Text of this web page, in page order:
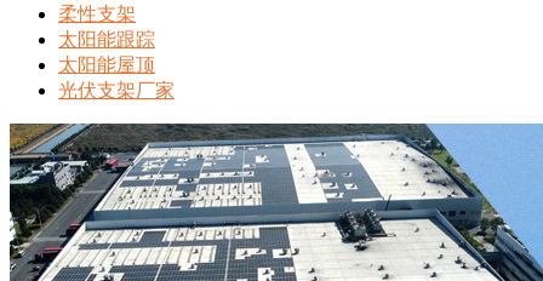
柔性支架
太阳能跟踪
太阳能屋顶
光伏支架厂家